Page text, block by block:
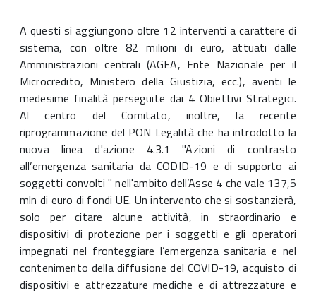
A questi si aggiungono oltre 12 interventi a carattere di
sistema, con oltre 82 milioni di euro, attuati dalle
Amministrazioni centrali (AGEA, Ente Nazionale per il
Microcredito, Ministero della Giustizia, ecc.), aventi le
medesime finalità perseguite dai 4 Obiettivi Strategici.
Al centro del Comitato, inoltre, la recente
riprogrammazione del PON Legalità che ha introdotto la
nuova linea d'azione 4.3.1 "Azioni di contrasto
all’emergenza sanitaria da CODID-19 e di supporto ai
soggetti convolti " nell'ambito dell’Asse 4 che vale 137,5
mln di euro di fondi UE. Un intervento che si sostanzierà,
solo per citare alcune attività, in straordinario e
dispositivi di protezione per i soggetti e gli operatori
impegnati nel fronteggiare l’emergenza sanitaria e nel
contenimento della diffusione del COVID-19, acquisto di
dispositivi e attrezzature mediche e di attrezzature e